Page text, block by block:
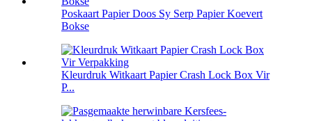
Poskaart Papier Doos Sy Serp Papier Koevert
Bokse
Kleurdruk Witkaart Papier Crash Lock Box Vir
P...